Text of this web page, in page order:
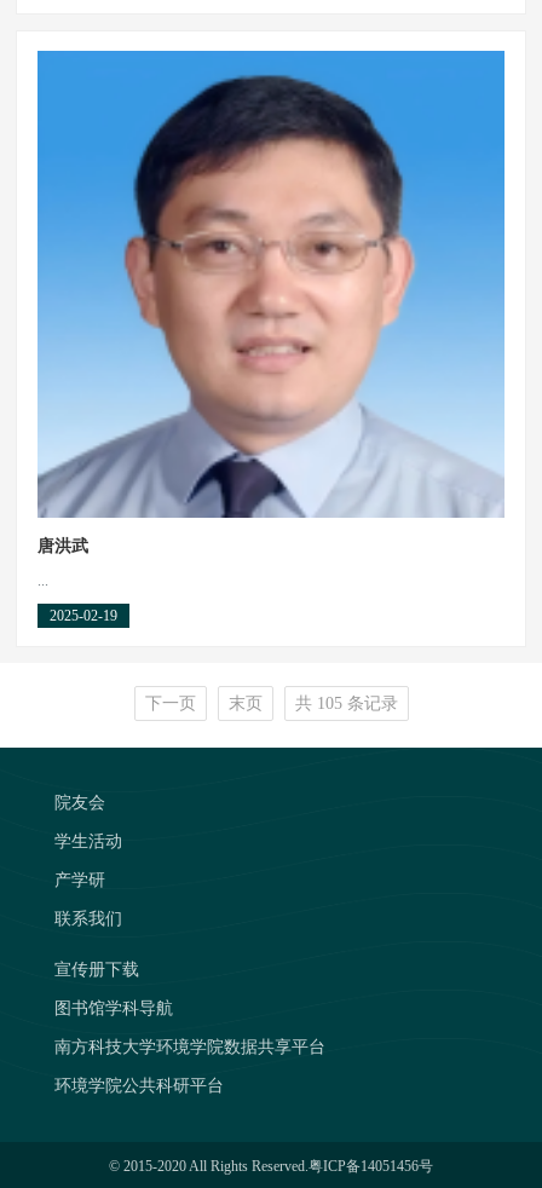
唐洪武
...
2025-02-19
下一页 末页 共 105 条记录
院友会
学生活动
产学研
联系我们
宣传册下载
图书馆学科导航
南方科技大学环境学院数据共享平台
环境学院公共科研平台
© 2015-2020 All Rights Reserved.粤ICP备14051456号